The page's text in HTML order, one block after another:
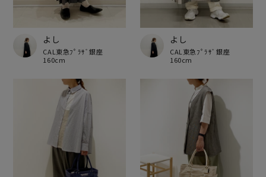
よし
CAL東急ﾌﾟﾗｻﾞ銀座
160cm
よし
CAL東急ﾌﾟﾗｻﾞ銀座
160cm